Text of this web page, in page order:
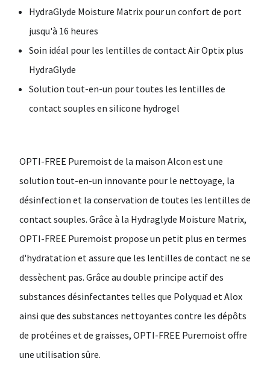
HydraGlyde Moisture Matrix pour un confort de port
jusqu'à 16 heures
Soin idéal pour les lentilles de contact Air Optix plus
HydraGlyde
Solution tout-en-un pour toutes les lentilles de
contact souples en silicone hydrogel
OPTI-FREE Puremoistde la maison Alcon est une
solution tout-en-un innovante pour le nettoyage, la
désinfection et la conservation de toutes les lentilles de
contact souples. Grâce à la Hydraglyde Moisture Matrix,
OPTI-FREE Puremoist propose un petit plus en termes
d'hydratation et assure que les lentilles de contact ne se
dessèchent pas. Grâce au double principe actif des
substances désinfectantes telles que Polyquad et Alox
ainsi que des substances nettoyantes contre les dépôts
de protéines et de graisses, OPTI-FREE Puremoist offre
une utilisation sûre.